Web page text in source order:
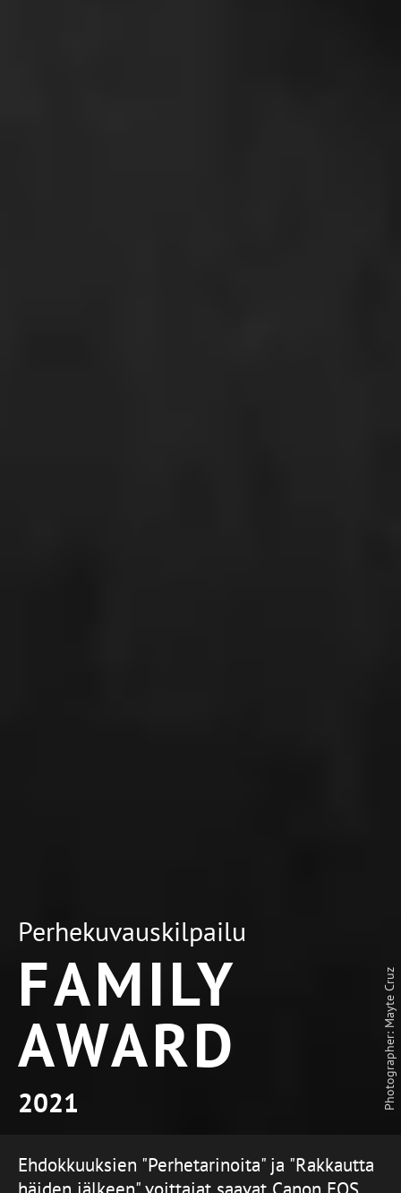
Photographer:
Isabelle Bazin
Perhekuvauskilpailu
FAMILY
AWARD
2021
Ehdokkuuksien "Perhetarinoita" ja "Rakkautta